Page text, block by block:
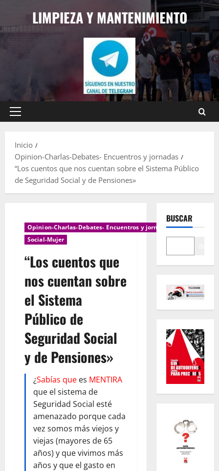
contenido
LIMPIEZA Y MANTENIMIENTO
Menú
Inicio
Opinion-Charlas-Debates- Encuentros y jornadas
“Los cuentos que nos cuentan sobre el Sistema Público
de Seguridad Social y de Pensiones»
Opinion-Charlas-Debates- Encuentros y jornadas
Social-Mujer
“Los cuentos que
nos cuentan sobre
el Sistema
Público de
Seguridad Social
y de Pensiones»
¿Sabías que es MENTIRA
que el sistema de
Seguridad Social esté
amenazado porque cada
vez somos más viejos y
viejas (mayores de 65
años) y que vivimos más
años y que el gasto en
BUSCAR